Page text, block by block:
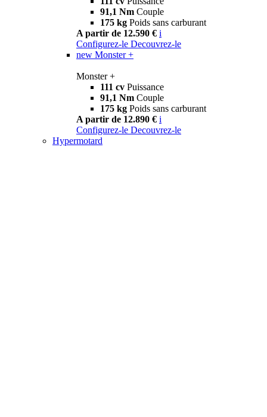
91,1 Nm Couple
175 kg Poids sans carburant
A partir de 12.590 € i
Configurez-le Decouvrez-le
new Monster +
Monster +
111 cv Puissance
91,1 Nm Couple
175 kg Poids sans carburant
A partir de 12.890 € i
Configurez-le Decouvrez-le
Hypermotard